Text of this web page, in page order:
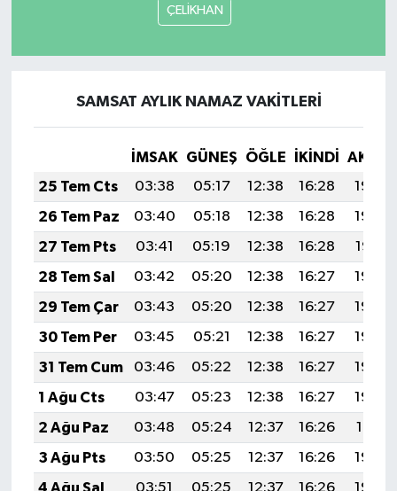
ÇELİKHAN
SAMSAT AYLIK NAMAZ VAKITLERI
İMSAK GÜNEŞ ÖĞLE İKINDI
25 Tem Cts
03:38 05:17 12:38 16:28
19:48
26 Tem Paz
03:40 05:18 12:38 16:28
19:48
27 Tem Pts
03:41 05:19 12:38 16:28
19:47
28 Tem Sal
03:42 05:20 12:38 16:27
19:46
29 Tem Çar
03:43 05:20 12:38 16:27
19:45
30 Tem Per
03:45 05:21 12:38 16:27
19:44
31 Tem Cum
03:46 05:22 12:38 16:27
19:43
1 Ağu Cts
03:47 05:23 12:38 16:27
19:42
2 Ağu Paz
03:48 05:24 12:37 16:26
19:41
3 Ağu Pts
03:50 05:25 12:37 16:26
19:40